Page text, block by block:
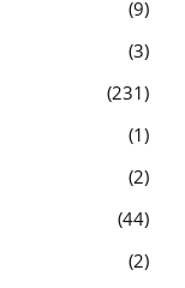
9
3
231
1
2
44
2